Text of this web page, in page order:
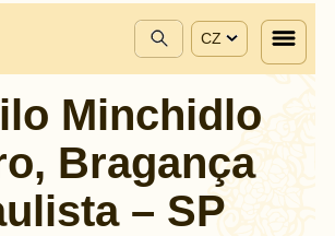
CZ
Minchidlo
Bragança
– SP